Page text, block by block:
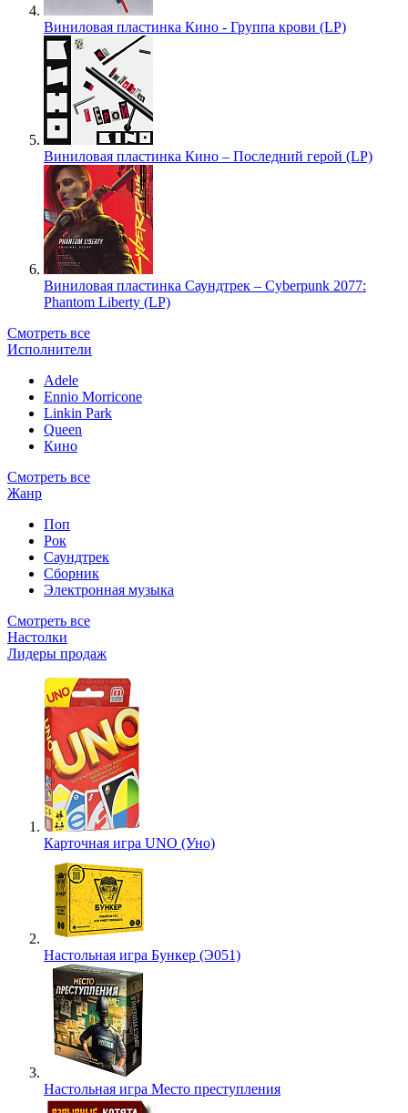
Виниловая пластинка Кино - Группа крови (LP)
Виниловая пластинка Кино – Последний герой (LP)
Виниловая пластинка Саундтрек – Cyberpunk 2077:
Phantom Liberty (LP)
Смотреть все
Исполнители
Adele
Ennio Morricone
Linkin Park
Queen
Кино
Смотреть все
Жанр
Поп
Рок
Саундтрек
Сборник
Электронная музыка
Смотреть все
Настолки
Лидеры продаж
Карточная игра UNO (Уно)
Настольная игра Бункер (Э051)
Настольная игра Место преступления